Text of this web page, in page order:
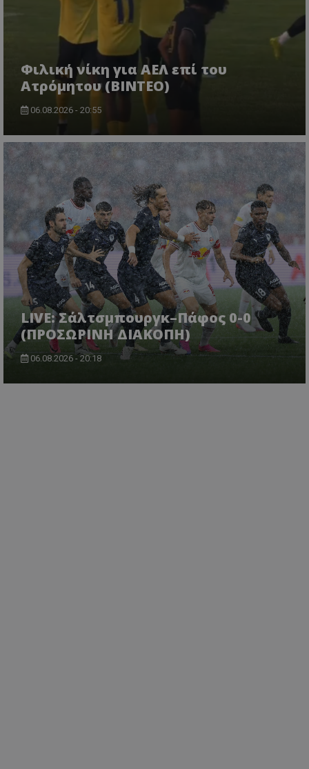
Φιλική νίκη για ΑΕΛ επί του
Ατρόμητου (BINTEO)
06.08.2026 - 20:55
LIVE: Σάλτσμπουργκ–Πάφος 0-0
(ΠΡΟΣΩΡΙΝΗ ΔΙΑΚΟΠΗ)
06.08.2026 - 20:18